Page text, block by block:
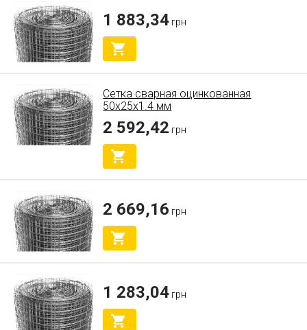
1 883,34 грн
Сетка сварная оцинкованная
50x25x1.4 мм
2 592,42 грн
2 669,16 грн
1 283,04 грн